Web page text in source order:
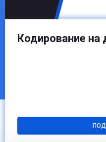
Кодирование на